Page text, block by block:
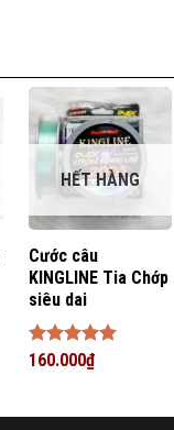
HẾT HÀNG
Cước câu
KINGLINE Tia Chớp
siêu dai
Được xếp
160.000₫